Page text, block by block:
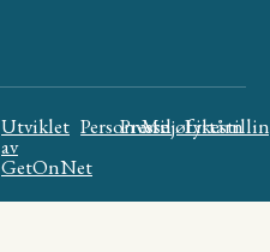
Utviklet
av
GetOnNet
Personvern
Presse
Miljøfyrtårn